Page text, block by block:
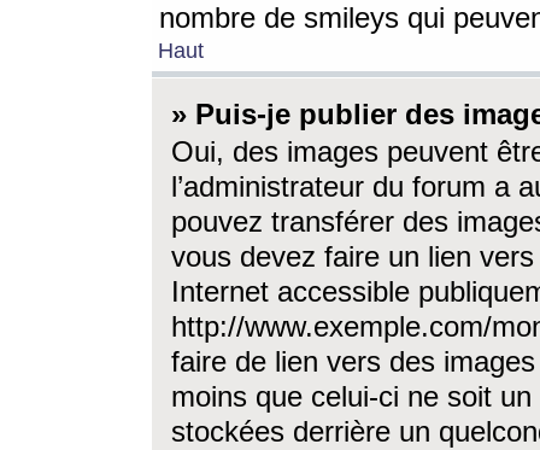
nombre de smileys qui
Haut
» Puis-je publier des
Oui, des images peuvent
l’administrateur du forum a
pouvez transférer des
vous devez faire un lien
Internet accessible
http://www.exemple.com/
faire de lien vers des
moins que celui-ci ne soit
stockées derrière un